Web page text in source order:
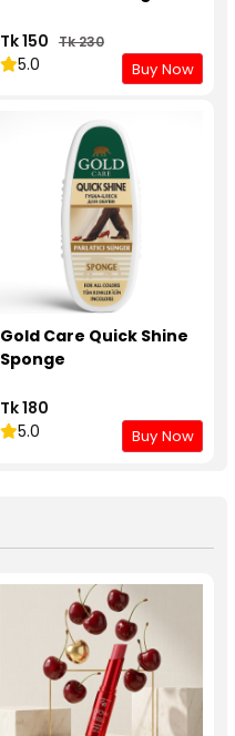
Tk 150 Tk 230
5.0 Buy Now
Gold Care Quick Shine
Sponge
Tk 180
5.0
Buy Now